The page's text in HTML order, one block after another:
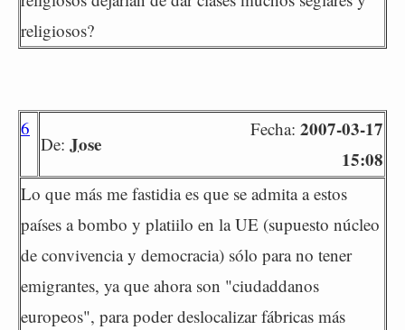
religiosos?
6
De: Jose
Fecha: 2007-03-17
15:08
Lo que más me fastidia es que se admita a estos
países a bombo y platiilo en la UE (supuesto núcleo
de convivencia y democracia) sólo para no tener
emigrantes, ya que ahora son "ciudaddanos
europeos", para poder deslocalizar fábricas más